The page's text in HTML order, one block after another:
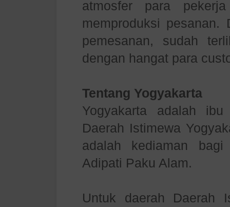
atmosfer para
memproduksi
pemesanan, sudah
dengan hangat para
Tentang Yogyakarta
Yogyakarta adalah
Daerah Istimewa
adalah kediaman bagi
Adipati Paku Alam.
Untuk daerah Daerah